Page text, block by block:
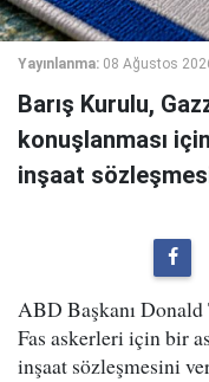
Yayınlanma: 08 Ağustos
Barış Kurulu,
konuşlanması
inşaat
ABD Başkanı Donald
Fas askerleri için bir
inşaat sözleşmesini